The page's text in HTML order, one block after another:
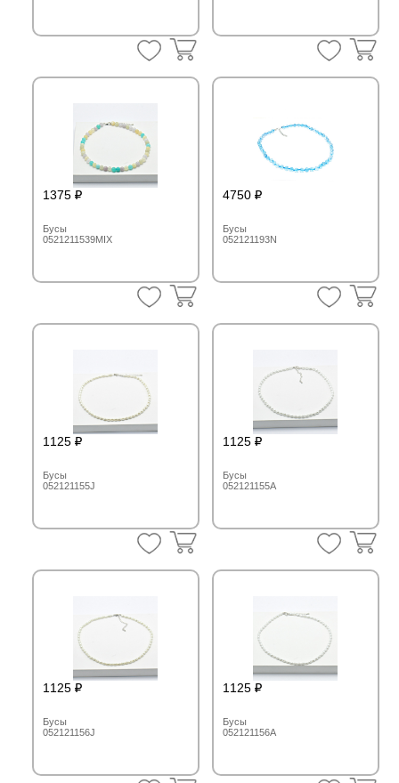
4750
Бусы
052121193N
1375
Бусы
0521211539MIX
1125
Бусы
052121155A
1125
Бусы
052121155J
1125
Бусы
052121156A
1125
Бусы
052121156J